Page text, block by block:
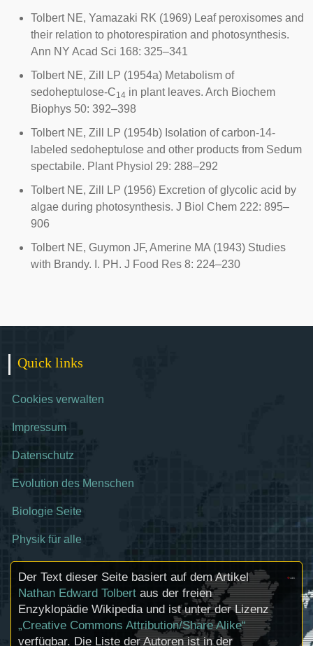
Tolbert NE, Yamazaki RK (1969) Leaf peroxisomes and
their relation to photorespiration and photosynthesis.
Ann NY Acad Sci 168: 325–341
Tolbert NE, Zill LP (1954a) Metabolism of
sedoheptulose-C14 in plant leaves. Arch Biochem
Biophys 50: 392–398
Tolbert NE, Zill LP (1954b) Isolation of carbon-14-
labeled sedoheptulose and other products from Sedum
spectabile. Plant Physiol 29: 288–292
Tolbert NE, Zill LP (1956) Excretion of glycolic acid by
algae during photosynthesis. J Biol Chem 222: 895–
906
Tolbert NE, Guymon JF, Amerine MA (1943) Studies
with Brandy. I. PH. J Food Res 8: 224–230
Quick links
Cookies verwalten
Impressum
Datenschutz
Evolution des Menschen
Biologie Seite
Physik für alle
Der Text dieser Seite basiert auf dem Artikel
Nathan Edward Tolbert aus der freien
Enzyklopädie Wikipedia und ist unter der Lizenz
„Creative Commons Attribution/Share Alike“
verfügbar. Die Liste der Autoren ist in der